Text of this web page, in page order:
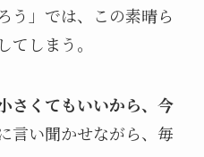
う」では、この素晴ら
てしまう。
さくてもいいから、今
言い聞かせながら、毎